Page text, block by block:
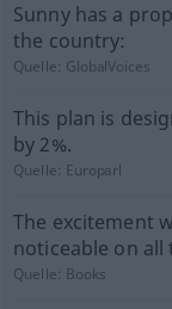
Sunny has a
the country:
Quelle: GlobalVoices
This plan is
by 2%.
Quelle: Europarl
The excitement
noticeable on all
Quelle: Books